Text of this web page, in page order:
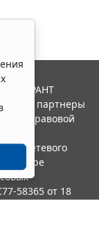
ГАРАНТ
и ее партнеры
правовой
сетевого
в сфере
58365 от 18